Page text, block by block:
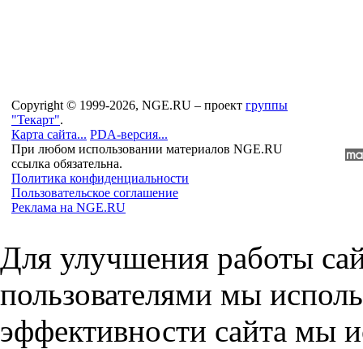
Copyright © 1999-2026, NGE.RU – проект группы
"Текарт".
Карта сайта... PDA-версия...
При любом использовании материалов NGE.RU
ссылка обязательна.
Политика конфиденциальности
Пользовательское соглашение
Реклама на NGE.RU
Для улучшения работы
пользователями мы
эффективности сайта мы